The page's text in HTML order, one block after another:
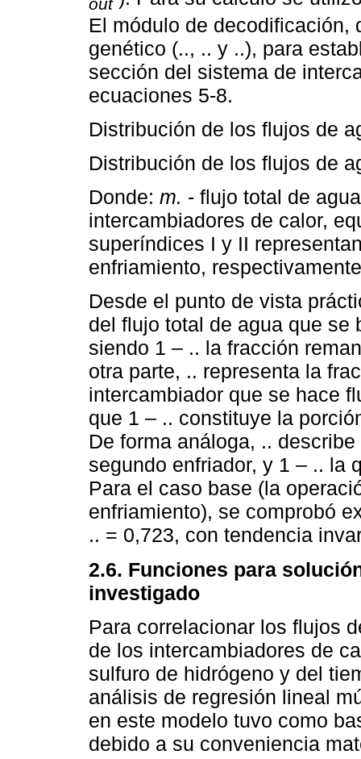
El módulo de decodificación,
genético (.., .. y ..), para
sección del sistema de
ecuaciones 5-8.
Distribución de los flujos de
Distribución de los flujos de
Donde: m. - flujo total de
intercambiadores de calor,
superíndices I y II
enfriamiento,
Desde el punto de vista
del flujo total de agua que se
siendo 1 – .. la fracción
otra parte, .. representa la
intercambiador que se hace
que 1 – .. constituye la
De forma análoga, ..
segundo enfriador, y 1 – .. la
Para el caso base (la
enfriamiento), se comprobó
.. = 0,723, con tendencia
2.6. Funciones para
investigado
Para correlacionar los flujos
de los intercambiadores de
sulfuro de hidrógeno y del
análisis de regresión lineal
en este modelo tuvo como
debido a su conveniencia